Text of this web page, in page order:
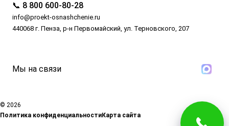
📞 8 800 600-80-28
info@proekt-osnashchenie.ru
440068 г. Пенза, р-н Первомайский, ул. Терновского, 207
Мы на связи
© 2026
Политика конфиденциальностиКарта сайта